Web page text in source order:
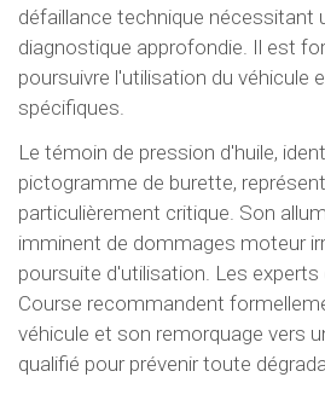
défaillance technique nécessitant
diagnostique approfondie. Il est
poursuivre l'utilisation du véhicule
spécifiques.
Le témoin de pression d'huile,
pictogramme de burette,
particulièrement critique. Son
imminent de dommages moteur
poursuite d'utilisation. Les experts
Course recommandent
véhicule et son remorquage vers
qualifié pour prévenir toute